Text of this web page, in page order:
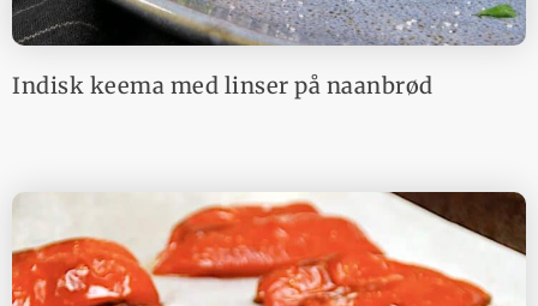
Indisk keema med linser på naanbrød